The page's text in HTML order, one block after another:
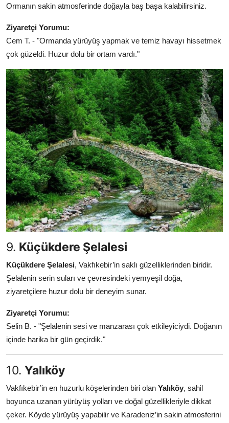
Ormanın sakin atmosferinde doğayla baş başa kalabilirsiniz.
Ziyaretçi Yorumu:
Cem T. - "Ormanda yürüyüş yapmak ve temiz havayı hissetmek
çok güzeldi. Huzur dolu bir ortam vardı."
9. Küçükdere Şelalesi
Küçükdere Şelalesi, Vakfıkebir’in saklı güzelliklerinden biridir.
Şelalenin serin suları ve çevresindeki yemyeşil doğa,
ziyaretçilere huzur dolu bir deneyim sunar.
Ziyaretçi Yorumu:
Selin B. - "Şelalenin sesi ve manzarası çok etkileyiciydi. Doğanın
içinde harika bir gün geçirdik."
10. Yalıköy
Vakfıkebir’in en huzurlu köşelerinden biri olan Yalıköy, sahil
boyunca uzanan yürüyüş yolları ve doğal güzellikleriyle dikkat
çeker. Köyde yürüyüş yapabilir ve Karadeniz’in sakin atmosferini